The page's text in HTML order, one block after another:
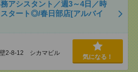
アシスタント／週3～4日／時
タート◎/春日部店[アルバイ
2-8-12 シカマビル
気になる！